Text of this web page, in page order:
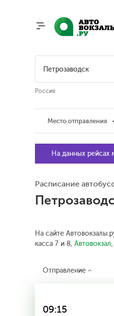
Россия
Место отправления
На данных рейсах
Расписание
На сайте
касса 7 и 8, Автовокзал
Отправление
09:15